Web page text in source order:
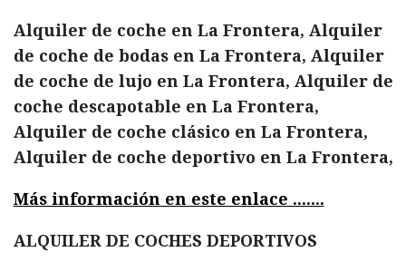
Alquiler de coche en La Frontera, Alquiler
de coche de bodas en La Frontera, Alquiler
de coche de lujo en La Frontera, Alquiler de
coche descapotable en La Frontera,
Alquiler de coche clásico en La Frontera,
Alquiler de coche deportivo en La Frontera,
Más información en este enlace .......
ALQUILER DE COCHES DEPORTIVOS